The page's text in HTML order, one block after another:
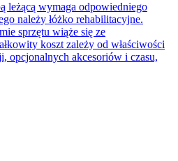
leżącą wymaga odpowiedniego
należy łóżko rehabilitacyjne.
sprzętu wiąże się ze
koszt zależy od właściwości
opcjonalnych akcesoriów i czasu,